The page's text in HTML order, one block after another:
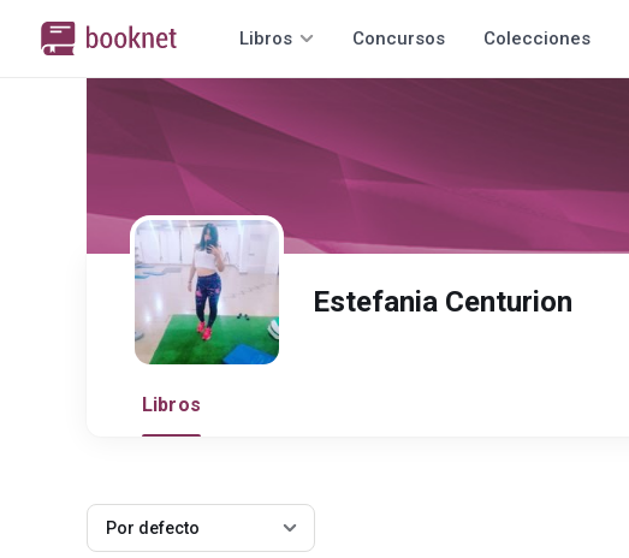
Libros Concursos Colecciones
Estefania Centurion
Libros
Por defecto